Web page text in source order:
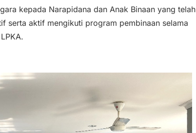
kepada Narapidana dan Anak Binaan yang telah
serta aktif mengikuti program pembinaan selama